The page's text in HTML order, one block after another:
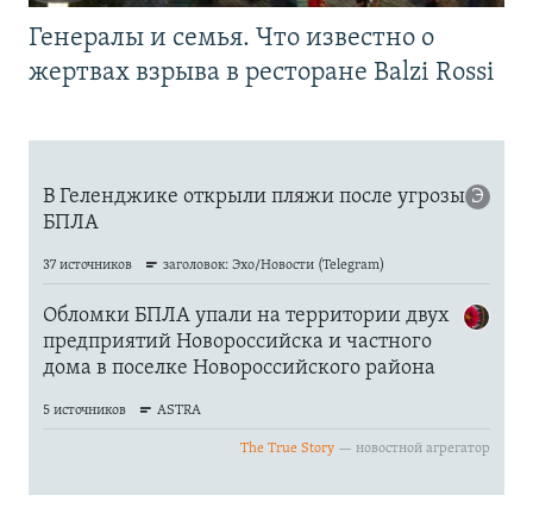
Генералы и семья. Что известно о
жертвах взрыва в ресторане Balzi Rossi